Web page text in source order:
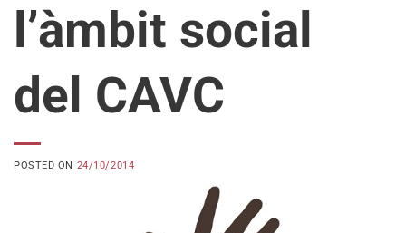
l’àmbit social
del CAVC
POSTED ON 24/10/2014